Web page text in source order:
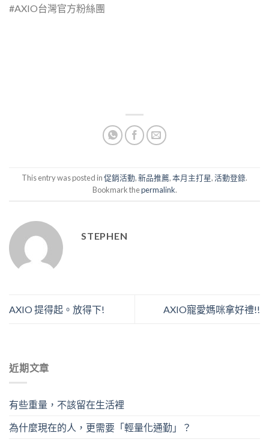
#AXIO台灣官方粉絲團
This entry was posted in促銷活動,新品推薦,本月主打星,活動登錄.
Bookmark thepermalink.
STEPHEN
AXIO 提得起。放得下! AXIO寵愛媽咪拿好禮!!
近期文章
有些重量，不該留在生活裡
為什麼現在的人，更需要「輕量化通勤」？